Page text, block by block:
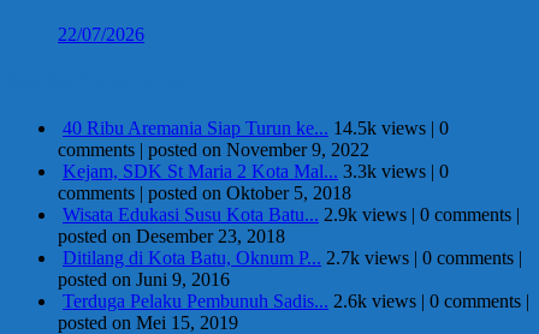
22/07/2026
40 Ribu Aremania Siap Turun ke... 14.5k views | 0
comments | posted on November 9, 2022
Kejam, SDK St Maria 2 Kota Mal... 3.3k views | 0
comments | posted on Oktober 5, 2018
Wisata Edukasi Susu Kota Batu... 2.9k views | 0 comments |
posted on Desember 23, 2018
Ditilang di Kota Batu, Oknum P... 2.7k views | 0 comments |
posted on Juni 9, 2016
Terduga Pelaku Pembunuh Sadis... 2.6k views | 0 comments |
posted on Mei 15, 2019